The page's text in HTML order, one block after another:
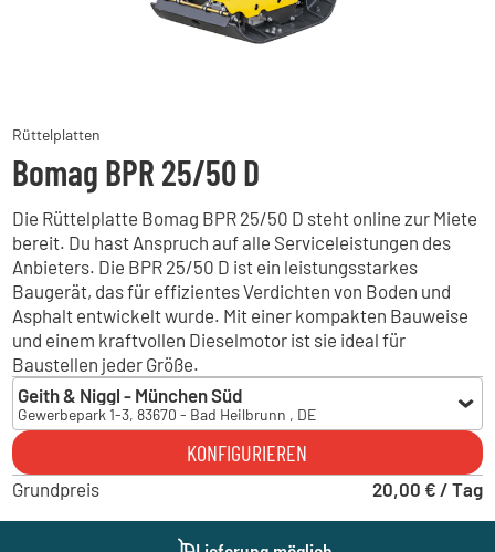
Rüttelplatten
Bomag BPR 25/50 D
Die Rüttelplatte Bomag BPR 25/50 D steht online zur Miete
bereit. Du hast Anspruch auf alle Serviceleistungen des
Anbieters. Die BPR 25/50 D ist ein leistungsstarkes
Baugerät, das für effizientes Verdichten von Boden und
Asphalt entwickelt wurde. Mit einer kompakten Bauweise
und einem kraftvollen Dieselmotor ist sie ideal für
Baustellen jeder Größe.
Geith & Niggl - München Süd
Gewerbepark 1-3, 83670 - Bad Heilbrunn , DE
Geith & Niggl - München Süd
Gewerbepark 1-3, 83670 - Bad Heilbrunn , DE
Geith & Niggl - München Ost
Geith & Niggl - München West
KONFIGURIEREN
Grundpreis 20,00 € / Tag